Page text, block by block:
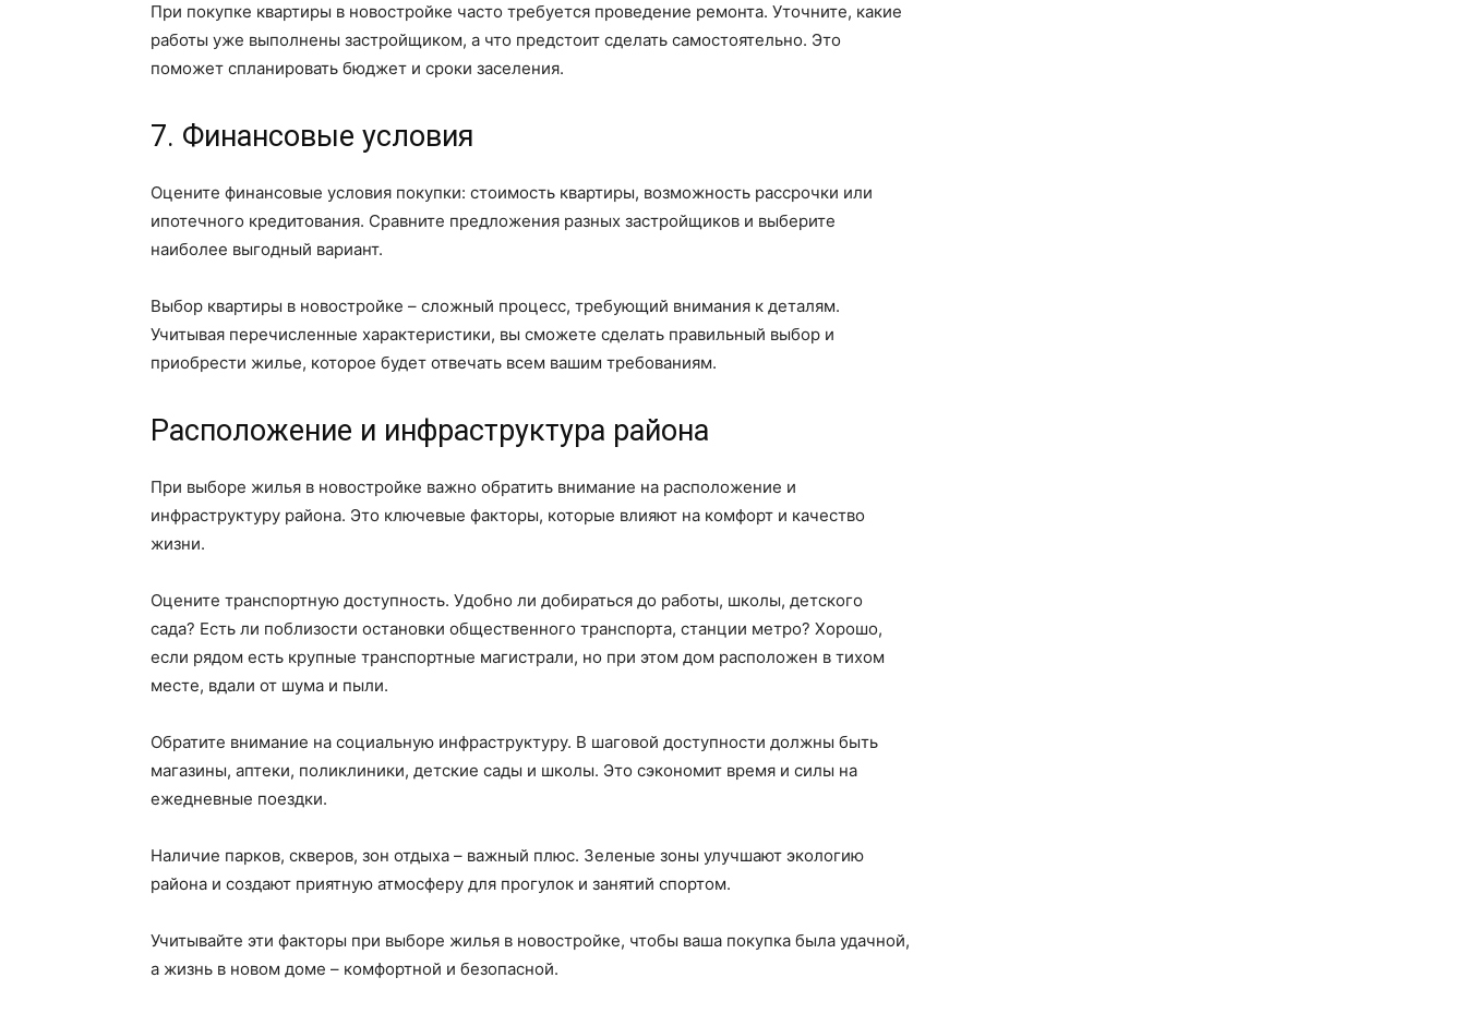
При покупке квартиры в новостройке часто требуется проведение ремонта. Уточните, какие
работы уже выполнены застройщиком, а что предстоит сделать самостоятельно. Это
поможет спланировать бюджет и сроки заселения.
7. Финансовые условия
Оцените финансовые условия покупки: стоимость квартиры, возможность рассрочки или
ипотечного кредитования. Сравните предложения разных застройщиков и выберите
наиболее выгодный вариант.
Выбор квартиры в новостройке – сложный процесс, требующий внимания к деталям.
Учитывая перечисленные характеристики, вы сможете сделать правильный выбор и
приобрести жилье, которое будет отвечать всем вашим требованиям.
Расположение и инфраструктура района
При выборе жилья в новостройке важно обратить внимание на расположение и
инфраструктуру района. Это ключевые факторы, которые влияют на комфорт и качество
жизни.
Оцените транспортную доступность. Удобно ли добираться до работы, школы, детского
сада? Есть ли поблизости остановки общественного транспорта, станции метро? Хорошо,
если рядом есть крупные транспортные магистрали, но при этом дом расположен в тихом
месте, вдали от шума и пыли.
Обратите внимание на социальную инфраструктуру. В шаговой доступности должны быть
магазины, аптеки, поликлиники, детские сады и школы. Это сэкономит время и силы на
ежедневные поездки.
Наличие парков, скверов, зон отдыха – важный плюс. Зеленые зоны улучшают экологию
района и создают приятную атмосферу для прогулок и занятий спортом.
Учитывайте эти факторы при выборе жилья в новостройке, чтобы ваша покупка была удачной,
а жизнь в новом доме – комфортной и безопасной.